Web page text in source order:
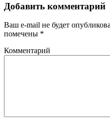
Добавить комментарий
Ваш e-mail не будет
помечены *
Комментарий